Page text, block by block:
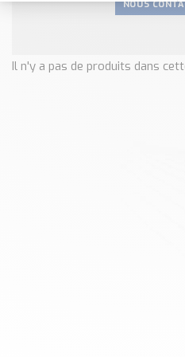
Nos Réalisations
brasseries
NOUS
Il n'y a pas de produits dans